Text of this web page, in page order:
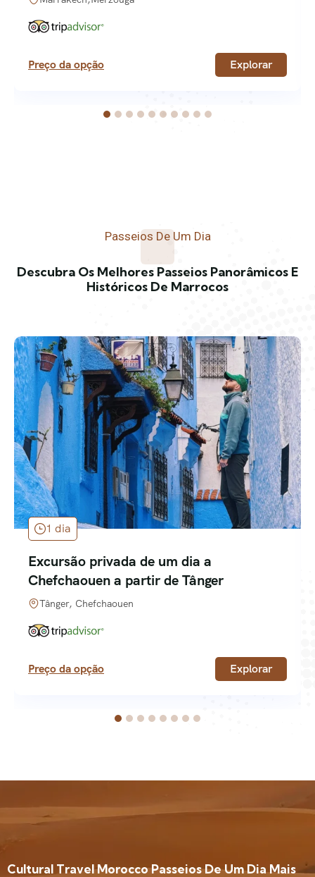
Preço da opção Explorar
Passeios De Um Dia
Descubra Os Melhores Passeios Panorâmicos E
Históricos De Marrocos
1 dia
Excursão privada de um dia a
Chefchaouen a partir de Tânger
Tânger, Chefchaouen
Preço da opção Explorar
Cultural Travel Morocco Passeios De Um Dia Mais